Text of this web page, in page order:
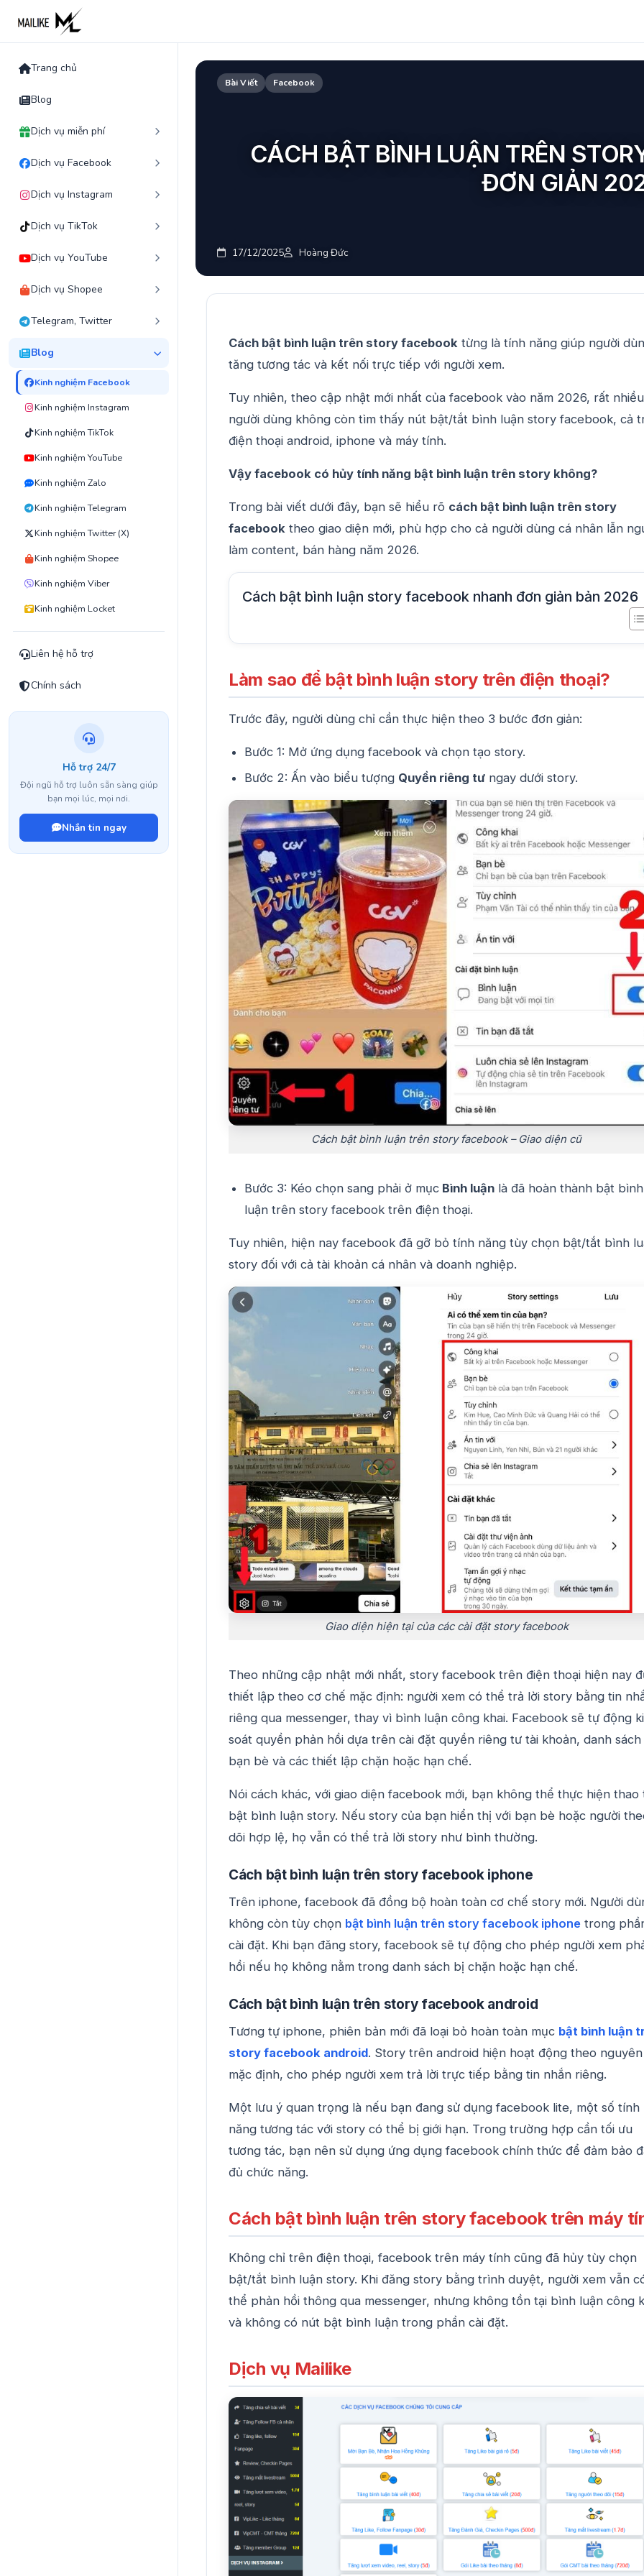
content
Trang chủ
Blog
Dịch vụ miễn phí
Dịch vụ Facebook
Dịch vụ Instagram
Dịch vụ TikTok
Dịch vụ YouTube
Dịch vụ Shopee
Telegram, Twitter
Blog
Kinh nghiệm Facebook
Kinh nghiệm Instagram
Kinh nghiệm TikTok
Kinh nghiệm YouTube
Kinh nghiệm Zalo
Kinh nghiệm Telegram
Kinh nghiệm Twitter (X)
Kinh nghiệm Shopee
Kinh nghiệm Viber
Kinh nghiệm Locket
Liên hệ hỗ trợ
Chính sách
Hỗ trợ 24/7
Đội ngũ hỗ trợ luôn sẵn sàng giúp
bạn mọi lúc, mọi nơi.
Nhắn tin ngay
Bài Viết Facebook
CÁCH BẬT BÌNH LUẬN TRÊN
ĐƠN GIẢN
17/12/2025 Hoàng Đức
Cách bật bình luận trên story facebook từng là tính năng giúp người
tăng tương tác và kết nối trực tiếp với người xem.
Tuy nhiên, theo cập nhật mới nhất của facebook vào năm 2026, rất nhiều
người dùng không còn tìm thấy nút bật/tắt bình luận story facebook, cả
điện thoại android, iphone và máy tính.
Vậy facebook có hủy tính năng bật bình luận trên story không?
Trong bài viết dưới đây, bạn sẽ hiểu rõ cách bật bình luận trên story
facebook theo giao diện mới, phù hợp cho cả người dùng cá nhân lẫn
làm content, bán hàng năm 2026.
Cách bật bình luận story facebook nhanh đơn giản bản 2026
Làm sao để bật bình luận story trên điện thoại?
Trước đây, người dùng chỉ cần thực hiện theo 3 bước đơn giản:
Bước 1: Mở ứng dụng facebook và chọn tạo story.
Bước 2: Ấn vào biểu tượng Quyền riêng tư ngay dưới story.
Cách bật bình luận trên story facebook – Giao diện cũ
Bước 3: Kéo chọn sang phải ở mục Bình luận là đã hoàn thành bật bình
luận trên story facebook trên điện thoại.
Tuy nhiên, hiện nay facebook đã gỡ bỏ tính năng tùy chọn bật/tắt bình
story đối với cả tài khoản cá nhân và doanh nghiệp.
Giao diện hiện tại của các cài đặt story facebook
Theo những cập nhật mới nhất, story facebook trên điện thoại hiện nay
thiết lập theo cơ chế mặc định: người xem có thể trả lời story bằng tin
riêng qua messenger, thay vì bình luận công khai. Facebook sẽ tự động
soát quyền phản hồi dựa trên cài đặt quyền riêng tư tài khoản, danh sách
bạn bè và các thiết lập chặn hoặc hạn chế.
Nói cách khác, với giao diện facebook mới, bạn không thể thực hiện thao
bật bình luận story. Nếu story của bạn hiển thị với bạn bè hoặc người
dõi hợp lệ, họ vẫn có thể trả lời story như bình thường.
Cách bật bình luận trên story facebook iphone
Trên iphone, facebook đã đồng bộ hoàn toàn cơ chế story mới. Người
không còn tùy chọn bật bình luận trên story facebook iphone trong
cài đặt. Khi bạn đăng story, facebook sẽ tự động cho phép người xem
hồi nếu họ không nằm trong danh sách bị chặn hoặc hạn chế.
Cách bật bình luận trên story facebook android
Tương tự iphone, phiên bản mới đã loại bỏ hoàn toàn mục bật bình luận
story facebook android. Story trên android hiện hoạt động theo
mặc định, cho phép người xem trả lời trực tiếp bằng tin nhắn riêng.
Một lưu ý quan trọng là nếu bạn đang sử dụng facebook lite, một số tính
năng tương tác với story có thể bị giới hạn. Trong trường hợp cần tối ưu
tương tác, bạn nên sử dụng ứng dụng facebook chính thức để đảm bảo
đủ chức năng.
Cách bật bình luận trên story facebook trên máy
Không chỉ trên điện thoại, facebook trên máy tính cũng đã hủy tùy chọn
bật/tắt bình luận story. Khi đăng story bằng trình duyệt, người xem vẫn
thể phản hồi thông qua messenger, nhưng không tồn tại bình luận công
và không có nút bật bình luận trong phần cài đặt.
Dịch vụ Mailike